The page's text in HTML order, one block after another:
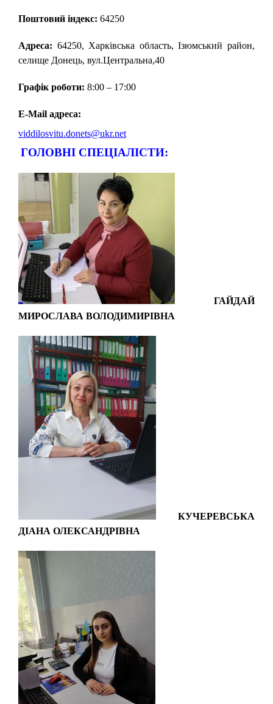
Поштовий індекс: 64250
Адреса: 64250, Харківська область, Ізюмський район,
селище Донець, вул.Центральна,40
Графік роботи: 8:00 – 17:00
E-Mail адреса:
viddilosvitu.donets@ukr.net
ГОЛОВНІ СПЕЦІАЛІСТИ:
ГАЙДАЙ
МИРОСЛАВА ВОЛОДИМИРІВНА
КУЧЕРЕВСЬКА
ДІАНА ОЛЕКСАНДРІВНА